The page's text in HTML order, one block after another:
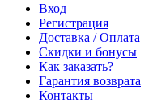
Вход
Регистрация
Доставка / Оплата
Скидки и бонусы
Как заказать?
Гарантия возврата
Контакты